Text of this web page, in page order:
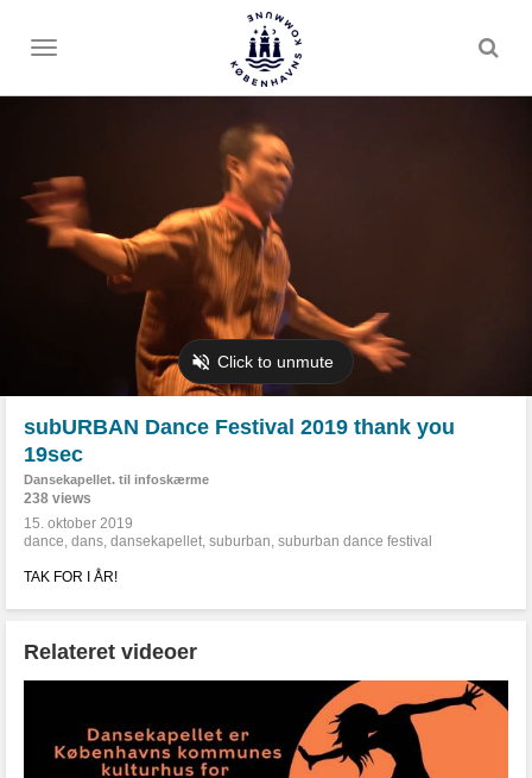
Toggle
subURBAN Dance Festival 2019 thank you
19sec
Dansekapellet. til infoskærme
238 views
15. oktober 2019
dance, dans, dansekapellet, suburban, suburban dance festival
TAK FOR I ÅR!
Relateret videoer